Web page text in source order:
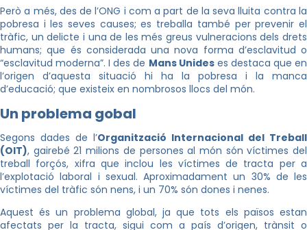
Però a més, des de l’ONG i com a part de la seva lluita contra la
pobresa i les seves causes; es treballa també per prevenir el
tràfic, un delicte i una de les més greus vulneracions dels drets
humans; que és considerada una nova forma d’esclavitud o
“esclavitud moderna”. I des de Mans Unideses destaca que en
l’origen d’aquesta situació hi ha la pobresa i la manca
d’educació; que existeix en nombrosos llocs del món.
Un problema gobal
Segons dades de l’Organització Internacional del Treball
(OIT), gairebé 21 milions de persones al món són víctimes del
treball forçós, xifra que inclou les víctimes de tracta per a
l’explotació laboral i sexual. Aproximadament un 30% de les
víctimes del tràfic són nens, i un 70% són dones i nenes.
Aquest és un problema global, ja que tots els països estan
afectats per la tracta, sigui com a país d’origen, trànsit o